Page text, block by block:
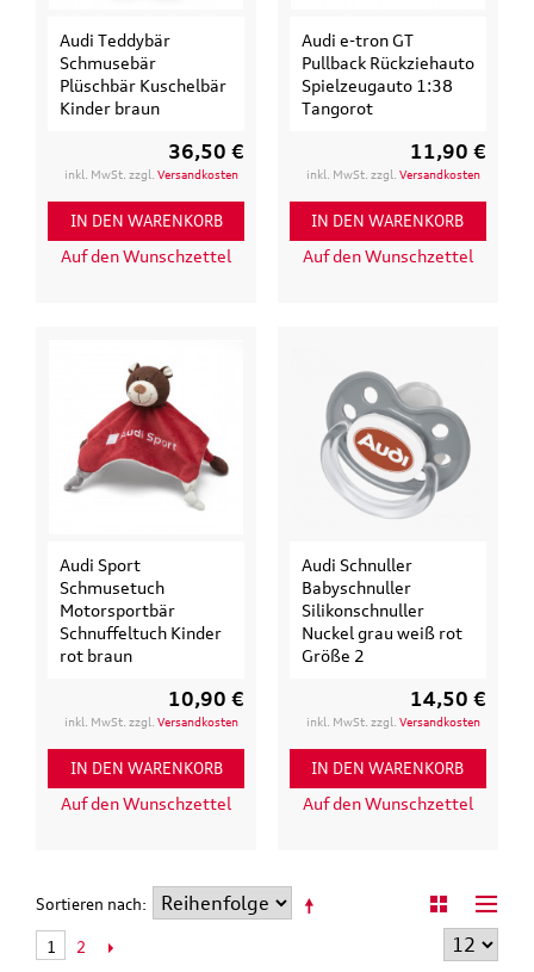
Audi Teddybär
Schmusebär
Plüschbär Kuschelbär
Kinder braun
36,50 €
inkl. MwSt. zzgl.Versandkosten
IN DEN WARENKORB
Auf den Wunschzettel
Audi e-tron GT
Pullback Rückziehauto
Spielzeugauto 1:38
Tangorot
11,90 €
inkl. MwSt. zzgl. Versandkosten
IN DEN WARENKORB
Auf den Wunschzettel
Audi Sport
Schmusetuch
Motorsportbär
Schnuffeltuch Kinder
rot braun
10,90 €
inkl. MwSt. zzgl.Versandkosten
IN DEN WARENKORB
Auf den Wunschzettel
Audi Schnuller
Babyschnuller
Silikonschnuller
Nuckel grau weiß rot
Größe 2
14,50 €
inkl. MwSt. zzgl. Versandkosten
IN DEN WARENKORB
Auf den Wunschzettel
Sortieren nach
1 2